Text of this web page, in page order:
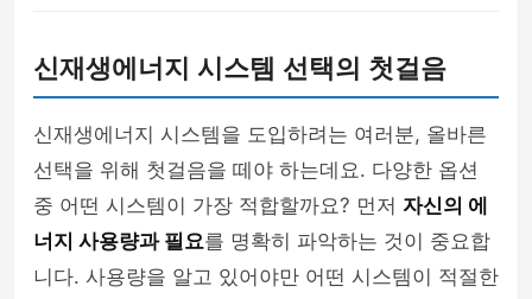
신재생에너지 시스템 선택의 첫걸음
신재생에너지 시스템을 도입하려는 여러분, 올바른
선택을 위해 첫걸음을 떼야 하는데요. 다양한 옵션
중 어떤 시스템이 가장 적합할까요? 먼저 자신의 에
너지 사용량과 필요를 명확히 파악하는 것이 중요합
니다. 사용량을 알고 있어야만 어떤 시스템이 적절한